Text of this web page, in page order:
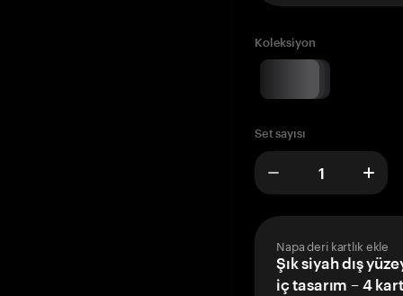
Koleksiyon
Set sayısı
Napa deri kartlık ekle
Şık siyah dış
iç tasarım – 4